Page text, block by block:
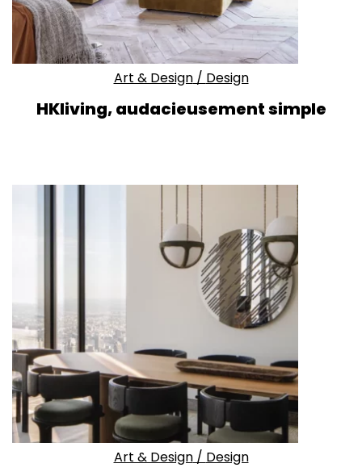
Art & Design/ Design
HKliving, audacieusement simple
Art & Design/ Design